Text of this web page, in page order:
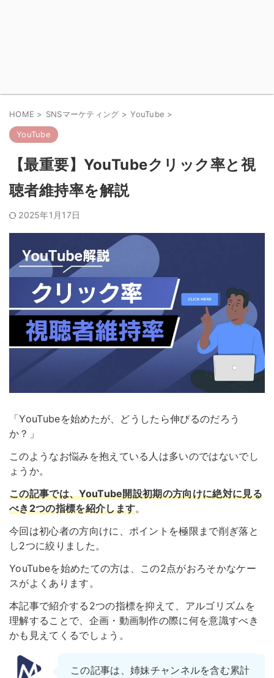
HOME > SNSマーケティング > YouTube >
YouTube
【最重要】YouTubeクリック率と視
聴者維持率を解説
2025年1月17日
「YouTubeを始めたが、どうしたら伸びるのだろう
か？」
このようなお悩みを抱えている人は多いのではないでし
ょうか。
この記事では、YouTube開設初期の方向けに絶対に見る
べき2つの指標を紹介します。
今回は初心者の方向けに、ポイントを極限まで削ぎ落と
し2つに絞りました。
YouTubeを始めたての方は、この2点がおろそかなケー
スがよくあります。
本記事で紹介する2つの指標を抑えて、アルゴリズムを
理解することで、企画・動画制作の際に何を意識すべき
かも見えてくるでしょう。
この記事は、姉妹チャンネルを含む累計